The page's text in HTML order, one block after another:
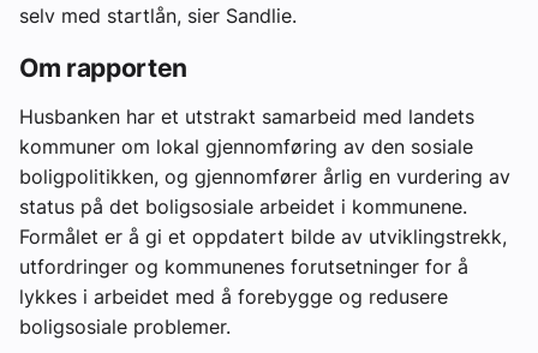
selv med startlån, sier Sandlie.
Om rapporten
Husbanken har et utstrakt samarbeid med landets
kommuner om lokal gjennomføring av den sosiale
boligpolitikken, og gjennomfører årlig en vurdering av
status på det boligsosiale arbeidet i kommunene.
Formålet er å gi et oppdatert bilde av utviklingstrekk,
utfordringer og kommunenes forutsetninger for å
lykkes i arbeidet med å forebygge og redusere
boligsosiale problemer.